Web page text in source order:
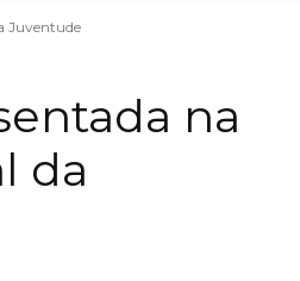
Juventude
na
da